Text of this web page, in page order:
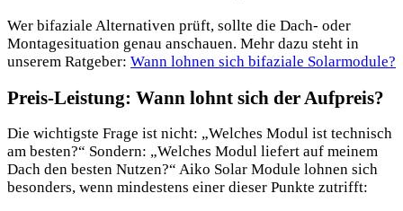
Wer bifaziale Alternativen prüft, sollte die Dach- oder
Montagesituation genau anschauen. Mehr dazu steht in
unserem Ratgeber: Wann lohnen sich bifaziale Solarmodule?
Preis-Leistung: Wann lohnt sich der Aufpreis?
Die wichtigste Frage ist nicht: „Welches Modul ist technisch
am besten?“ Sondern: „Welches Modul liefert auf meinem
Dach den besten Nutzen?“ Aiko Solar Module lohnen sich
besonders, wenn mindestens einer dieser Punkte zutrifft: